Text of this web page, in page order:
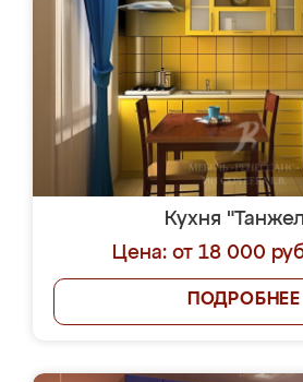
Кухня
Цена: от 18 000
ПОДРОБНЕЕ